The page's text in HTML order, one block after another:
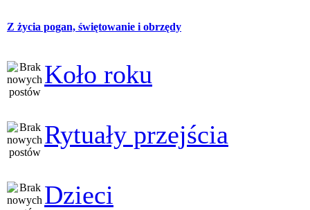
Z życia pogan, świętowanie i obrzędy
Koło roku
Rytuały przejścia
Dzieci